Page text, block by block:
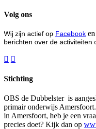
Volg ons
Wij zijn actief op Facebook en
berichten over de activiteiten
 
Stichting
OBS de Dubbelster is
primair onderwijs
in Amersfoort, heb je een
precies doet? Kijk dan op